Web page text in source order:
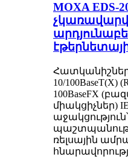
MOXA EDS-
Հատկանիշներ
10/100BaseT(X)
100BaseFX
միակցիչներ)
ռելսային